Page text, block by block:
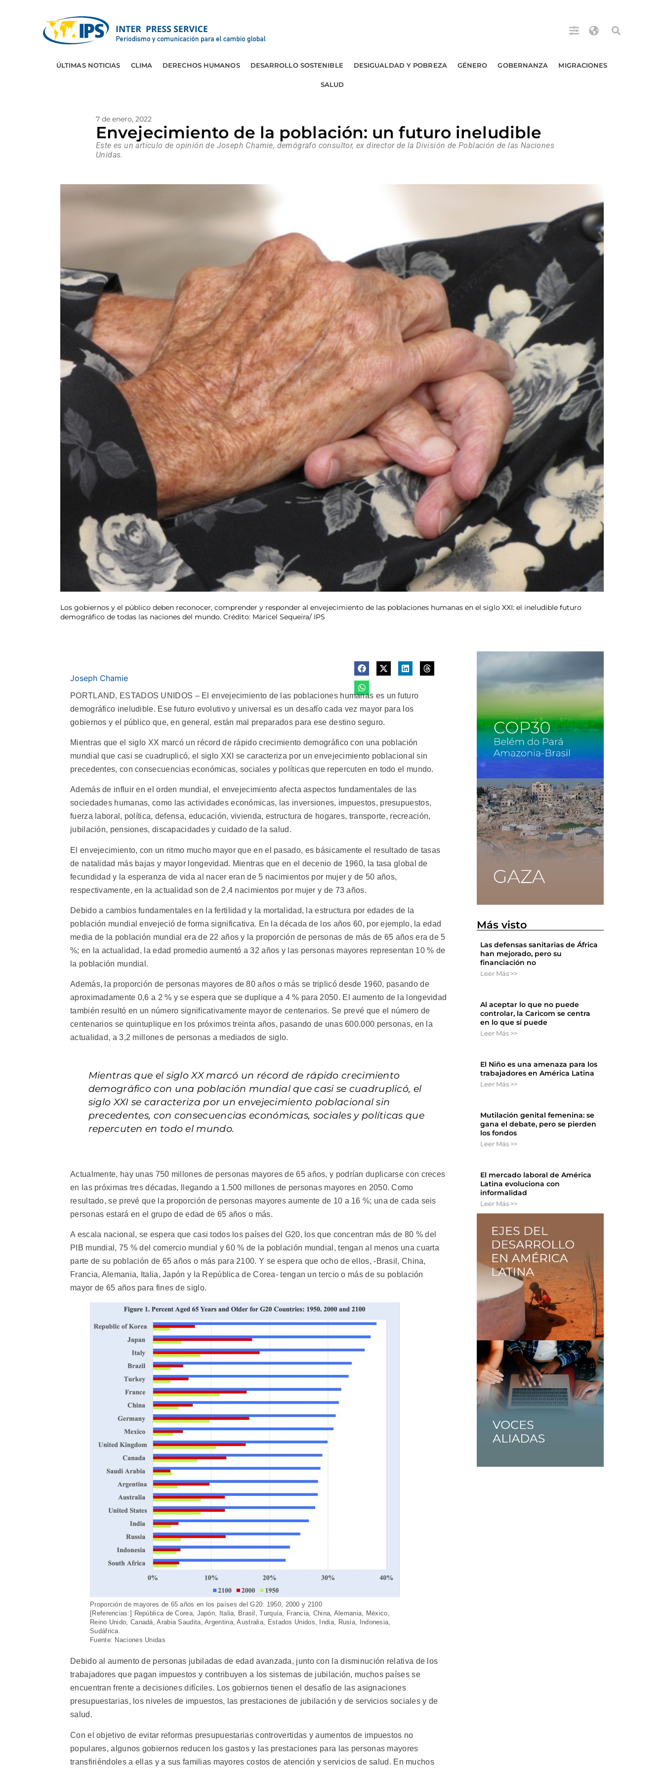
ÚLTIMAS NOTICIAS CLIMA DERECHOS HUMANOS DESARROLLO SOSTENIBLE DESIGUALDAD Y POBREZA GÉNERO GOBERNANZA MIGRACIONES
SALUD
7 de enero, 2022
Envejecimiento de la población: un futuro ineludible
Este es un artículo de opinión de Joseph Chamie, demógrafo consultor, ex director de la División de Población de las Naciones
Unidas.
Los gobiernos y el público deben reconocer, comprender y responder al envejecimiento de las poblaciones humanas en el siglo XXI: el ineludible futuro
demográfico de todas las naciones del mundo. Crédito: Maricel Sequeira/ IPS
Joseph Chamie
PORTLAND, ESTADOS UNIDOS – El envejecimiento de las poblaciones humanas es un futuro
demográfico ineludible. Ese futuro evolutivo y universal es un desafío cada vez mayor para los
gobiernos y el público que, en general, están mal preparados para ese destino seguro.
Mientras que el siglo XX marcó un récord de rápido crecimiento demográfico con una población
mundial que casi se cuadruplicó, el siglo XXI se caracteriza por un envejecimiento poblacional sin
precedentes, con consecuencias económicas, sociales y políticas que repercuten en todo el mundo.
Además de influir en el orden mundial, el envejecimiento afecta aspectos fundamentales de las
sociedades humanas, como las actividades económicas, las inversiones, impuestos, presupuestos,
fuerza laboral, política, defensa, educación, vivienda, estructura de hogares, transporte, recreación,
jubilación, pensiones, discapacidades y cuidado de la salud.
El envejecimiento, con un ritmo mucho mayor que en el pasado, es básicamente el resultado de tasas
de natalidad más bajas y mayor longevidad. Mientras que en el decenio de 1960, la tasa global de
fecundidad y la esperanza de vida al nacer eran de 5 nacimientos por mujer y de 50 años,
respectivamente, en la actualidad son de 2,4 nacimientos por mujer y de 73 años.
Debido a cambios fundamentales en la fertilidad y la mortalidad, la estructura por edades de la
población mundial envejeció de forma significativa. En la década de los años 60, por ejemplo, la edad
media de la población mundial era de 22 años y la proporción de personas de más de 65 años era de 5
%; en la actualidad, la edad promedio aumentó a 32 años y las personas mayores representan 10 % de
la población mundial.
Además, la proporción de personas mayores de 80 años o más se triplicó desde 1960, pasando de
aproximadamente 0,6 a 2 % y se espera que se duplique a 4 % para 2050. El aumento de la longevidad
también resultó en un número significativamente mayor de centenarios. Se prevé que el número de
centenarios se quintuplique en los próximos treinta años, pasando de unas 600.000 personas, en la
actualidad, a 3,2 millones de personas a mediados de siglo.
Mientras que el siglo XX marcó un récord de rápido crecimiento
demográfico con una población mundial que casi se cuadruplicó, el
siglo XXI se caracteriza por un envejecimiento poblacional sin
precedentes, con consecuencias económicas, sociales y políticas que
repercuten en todo el mundo.
Actualmente, hay unas 750 millones de personas mayores de 65 años, y podrían duplicarse con creces
en las próximas tres décadas, llegando a 1.500 millones de personas mayores en 2050. Como
resultado, se prevé que la proporción de personas mayores aumente de 10 a 16 %; una de cada seis
personas estará en el grupo de edad de 65 años o más.
A escala nacional, se espera que casi todos los países del G20, los que concentran más de 80 % del
PIB mundial, 75 % del comercio mundial y 60 % de la población mundial, tengan al menos una cuarta
parte de su población de 65 años o más para 2100. Y se espera que ocho de ellos, -Brasil, China,
Francia, Alemania, Italia, Japón y la República de Corea- tengan un tercio o más de su población
mayor de 65 años para fines de siglo.
Proporción de mayores de 65 años en los países del G20: 1950, 2000 y 2100
[Referencias:] República de Corea, Japón, Italia, Brasil, Turquía, Francia, China, Alemania, México,
Reino Unido, Canadá, Arabia Saudita, Argentina, Australia, Estados Unidos, India, Rusia, Indonesia,
Sudáfrica.
Fuente: Naciones Unidas
Debido al aumento de personas jubiladas de edad avanzada, junto con la disminución relativa de los
trabajadores que pagan impuestos y contribuyen a los sistemas de jubilación, muchos países se
encuentran frente a decisiones difíciles. Los gobiernos tienen el desafío de las asignaciones
presupuestarias, los niveles de impuestos, las prestaciones de jubilación y de servicios sociales y de
salud.
Con el objetivo de evitar reformas presupuestarias controvertidas y aumentos de impuestos no
populares, algunos gobiernos reducen los gastos y las prestaciones para las personas mayores
transfiriéndoles a ellas y a sus familias mayores costos de atención y servicios de salud. En muchos
Más visto
Las defensas sanitarias de África
han mejorado, pero su
financiación no
Leer Más >>
Al aceptar lo que no puede
controlar, la Caricom se centra
en lo que sí puede
Leer Más >>
El Niño es una amenaza para los
trabajadores en América Latina
Leer Más >>
Mutilación genital femenina: se
gana el debate, pero se pierden
los fondos
Leer Más >>
El mercado laboral de América
Latina evoluciona con
informalidad
Leer Más >>